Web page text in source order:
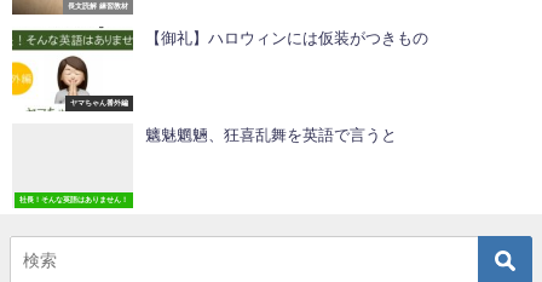
長文読解 練習教材
ヤマちゃん番外編
【御礼】ハロウィンには仮装がつきもの
社長！そんな英語はありません！
魑魅魍魎、狂喜乱舞を英語で言うと